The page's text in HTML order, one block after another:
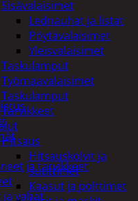
Sisävalaisimet
Lednauhat ja listat
Pöytävalaisimet
Yleisvalaisimet
Taskulamput
Työmaavalaisimet
Taskulamput
Tarvikkeet
Hitsaus
Hitsauskolvit ja
suuttimet
Kaasut ja polttimet
ja tarvikkeet
vahat